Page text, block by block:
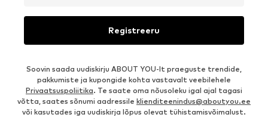
Registreeru
Soovin saada uudiskirju ABOUT YOU-lt praeguste trendide,
pakkumiste ja kupongide kohta vastavalt veebilehele
Privaatsuspoliitika. Te saate oma nõusoleku igal ajal tagasi
võtta, saates sõnumi aadressile klienditeenindus@aboutyou.ee
või kasutades iga uudiskirja lõpus olevat tühistamisvõimalust.